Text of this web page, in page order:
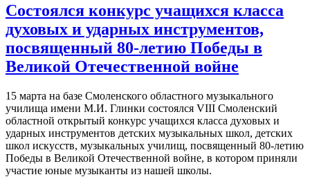
Состоялся конкурс учащихся класса
духовых и ударных инструментов,
посвященный 80-летию Победы в
Великой Отечественной войне
15 марта на базе Смоленского областного музыкального
училища имени М.И. Глинки состоялся VIII Смоленский
областной открытый конкурс учащихся класса духовых и
ударных инструментов детских музыкальных школ, детских
школ искусств, музыкальных училищ, посвященный 80-летию
Победы в Великой Отечественной войне, в котором приняли
участие юные музыканты из нашей школы.